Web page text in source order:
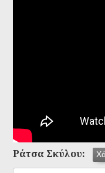
Ράτσα Σκύλου: